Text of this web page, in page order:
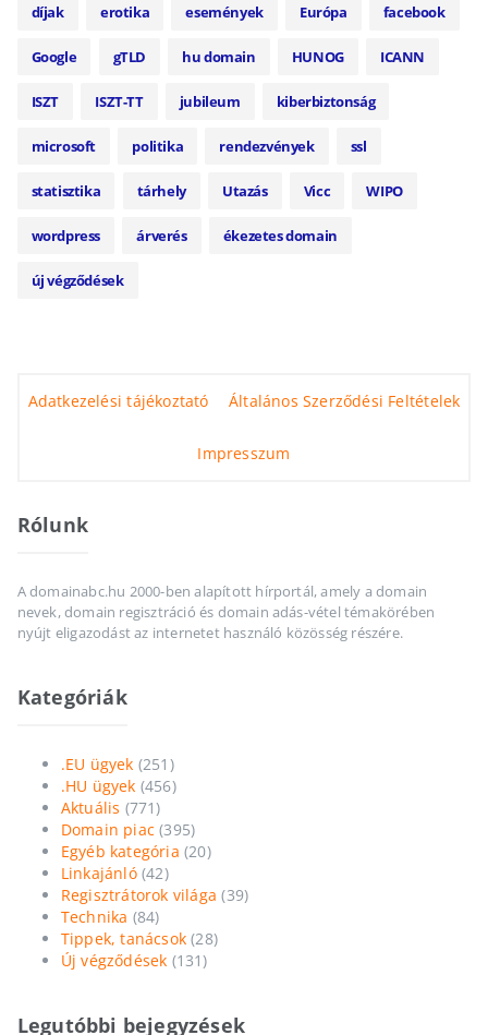
díjak erotika események Európa facebook
Google gTLD hu domain HUNOG ICANN
ISZT ISZT-TT jubileum kiberbiztonság
microsoft politika rendezvények ssl
statisztika tárhely Utazás Vicc WIPO
wordpress árverés ékezetes domain
új végződések
Adatkezelési tájékoztató Általános Szerződési Feltételek
Impresszum
Rólunk
A domainabc.hu 2000-ben alapított hírportál, amely a domain
nevek, domain regisztráció és domain adás-vétel témakörében
nyújt eligazodást az internetet használó közösség részére.
Kategóriák
.EU ügyek (251)
.HU ügyek (456)
Aktuális (771)
Domain piac (395)
Egyéb kategória (20)
Linkajánló(42)
Regisztrátorok világa (39)
Technika (84)
Tippek, tanácsok (28)
Új végződések (131)
Legutóbbi bejegyzések